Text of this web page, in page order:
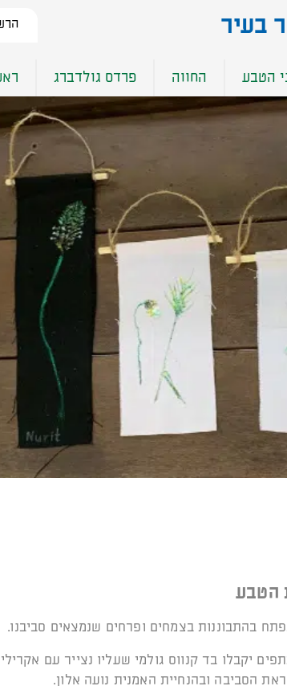
בעיר​
הטבע החווה פרדס גולדברג
הטבע
בהתבוננות בצמחים ופרחים שנמצאים סביבנו.
יקבלו בד קנווס גולמי שעליו נצייר עם
הסביבה ובהנחיית האמנית נועה אלון.